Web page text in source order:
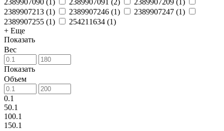
2389907213 (1) 2389907246 (1) 2389907247 (1)
2389907255 (1) 254211634 (1)
+ Еще
Показать
Вес
Показать
Объем
0.1
50.1
100.1
150.1